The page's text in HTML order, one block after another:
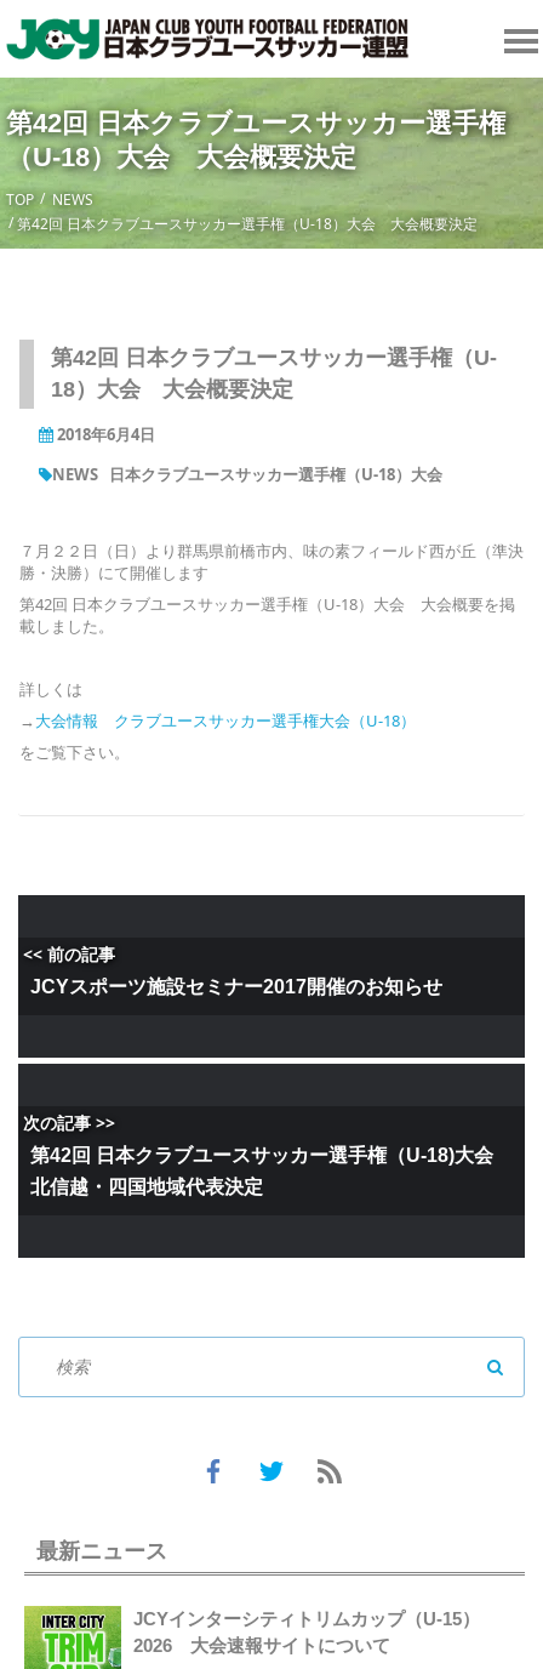
第42回 日本クラブユースサッカー選手権
（U-18）大会 大会概要決定
TOP
NEWS
第42回 日本クラブユースサッカー選手権（U-18）大会 大会概要決定
第42回 日本クラブユースサッカー選手権（U-
18）大会 大会概要決定
2018年6月4日
NEWS
日本クラブユースサッカー選手権（U-18）大会
７月２２日（日）より群馬県前橋市内、味の素フィールド西が丘（準決
勝・決勝）にて開催します
第42回 日本クラブユースサッカー選手権（U-18）大会 大会概要を掲
載しました。
詳しくは
→ 大会情報 クラブユースサッカー選手権大会（U-18）
をご覧下さい。
<< 前の記事
JCYスポーツ施設セミナー2017開催のお知らせ
次の記事 >>
第42回 日本クラブユースサッカー選手権（U-18)大会
北信越・四国地域代表決定
最新ニュース
JCYインターシティトリムカップ（U-15）
2026 大会速報サイトについて